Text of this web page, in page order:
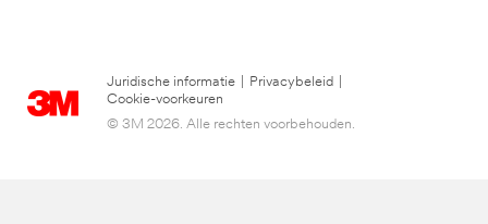
Juridische informatie Privacybeleid
Cookie-voorkeuren
© 3M 2026. Alle rechten voorbehouden.